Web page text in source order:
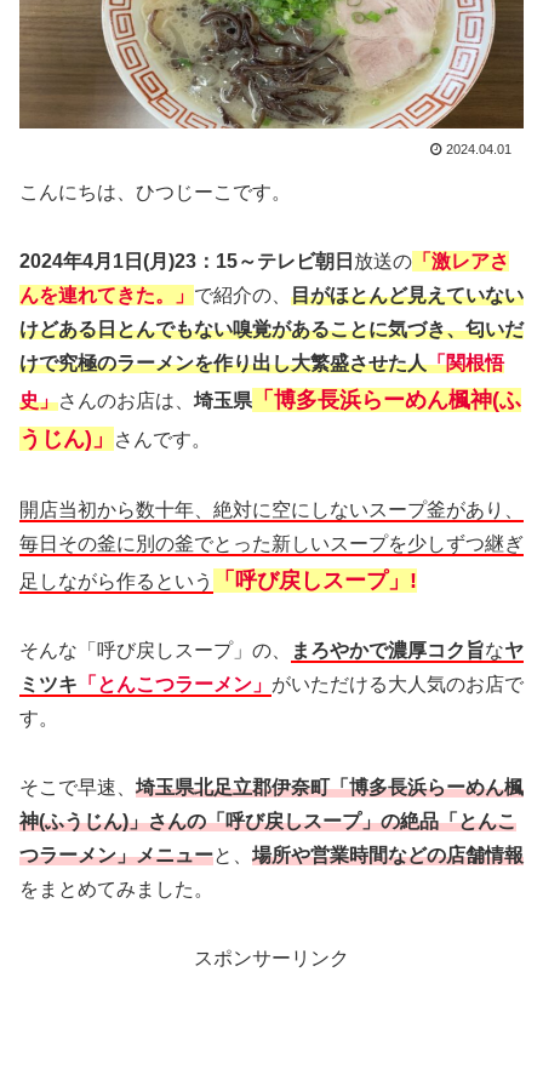
2024.04.01
こんにちは、ひつじーこです。
2024年4月1日(月)23：15～テレビ朝日 放送の 「激レアさ
んを連れてきた。」 で紹介の、 目がほとんど見えていない
けどある日とんでもない嗅覚があることに気づき、匂いだ
けで究極のラーメンを作り出し大繁盛させた人「関根悟
史」さんのお店は、 埼玉県 「博多長浜らーめん楓神(ふ
うじん)」
さんです。
開店当初から数十年、絶対に空にしないスープ釜があり、
毎日その釜に別の釜でとった新しいスープを少しずつ継ぎ
足しながら作るという
「呼び戻しスープ」!
そんな「呼び戻しスープ」の、 まろやかで濃厚コク旨なヤ
ミツキ 「とんこつラーメン」 がいただける大人気のお店で
す。
そこで早速、 埼玉県北足立郡伊奈町「博多長浜らーめん楓
神(ふうじん)」さんの「呼び戻しスープ」の絶品「とんこ
つラーメン」メニューと、 場所や営業時間などの店舗情報
をまとめてみました。
スポンサーリンク